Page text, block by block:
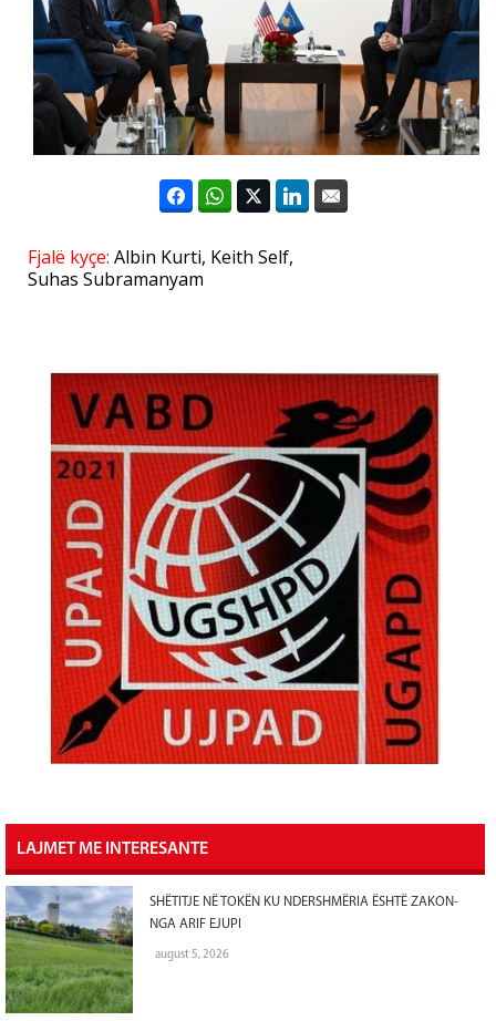
Fjalë kyçe: Albin Kurti, Keith Self,
Suhas Subramanyam
LAJMET ME INTERESANTE
SHËTITJE NË TOKËN KU NDERSHMËRIA ËSHTË ZAKON-
NGA ARIF EJUPI
august 5, 2026